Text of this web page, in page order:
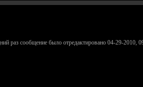
раз сообщение было отредактировано 04-29-2010,